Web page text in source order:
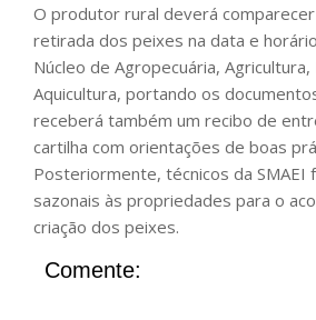
O produtor rural deverá
retirada dos peixes na data e
Núcleo de Agropecuária, Agricultura,
Aquicultura, portando os
receberá também um recibo de
cartilha com orientações de boas
Posteriormente, técnicos da SMAEI
sazonais às propriedades para o
criação dos peixes.
Comente: